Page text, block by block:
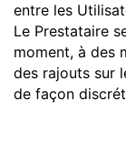
entre les
Le Prestataire
moment, à des
des rajouts sur
de façon